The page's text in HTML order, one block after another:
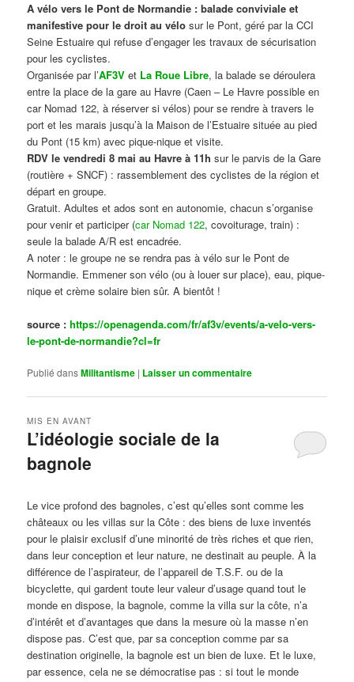
A vélo vers le Pont de Normandie : balade conviviale et
manifestive pour le droit au vélo sur le Pont, géré par la CCI
Seine Estuaire qui refuse d’engager les travaux de sécurisation
pour les cyclistes.
Organisée par l’AF3V et La Roue Libre, la balade se déroulera
entre la place de la gare au Havre (Caen – Le Havre possible en
car Nomad 122, à réserver si vélos) pour se rendre à travers le
port et les marais jusqu’à la Maison de l’Estuaire située au pied
du Pont (15 km) avec pique-nique et visite.
RDV le vendredi 8 mai au Havre à 11h sur le parvis de la Gare
(routière + SNCF) : rassemblement des cyclistes de la région et
départ en groupe.
Gratuit. Adultes et ados sont en autonomie, chacun s’organise
pour venir et participer (car Nomad 122, covoiturage, train) :
seule la balade A/R est encadrée.
A noter : le groupe ne se rendra pas à vélo sur le Pont de
Normandie. Emmener son vélo (ou à louer sur place), eau, pique-
nique et crème solaire bien sûr. A bientôt !
source :https://openagenda.com/fr/af3v/events/a-velo-vers-
le-pont-de-normandie?cl=fr
Publié dansMilitantisme | Laisser un commentaire
L’idéologie sociale de la
bagnole
MIS EN AVANT
Le vice profond des bagnoles, c’est qu’elles sont comme les
châteaux ou les villas sur la Côte : des biens de luxe inventés
pour le plaisir exclusif d’une minorité de très riches et que rien,
dans leur conception et leur nature, ne destinait au peuple. À la
différence de l’aspirateur, de l’appareil de T.S.F. ou de la
bicyclette, qui gardent toute leur valeur d’usage quand tout le
monde en dispose, la bagnole, comme la villa sur la côte, n’a
d’intérêt et d’avantages que dans la mesure où la masse n’en
dispose pas. C’est que, par sa conception comme par sa
destination originelle, la bagnole est un bien de luxe. Et le luxe,
par essence, cela ne se démocratise pas : si tout le monde